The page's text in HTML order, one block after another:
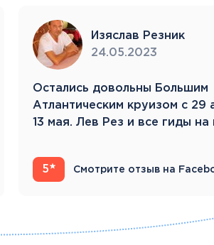
Изяслав Резник
24.05.2023
Остались довольны Большим
Атлантическим круизом с 29
13 мая. Лев Рез и все гиды на
5 Смотрите отзыв на